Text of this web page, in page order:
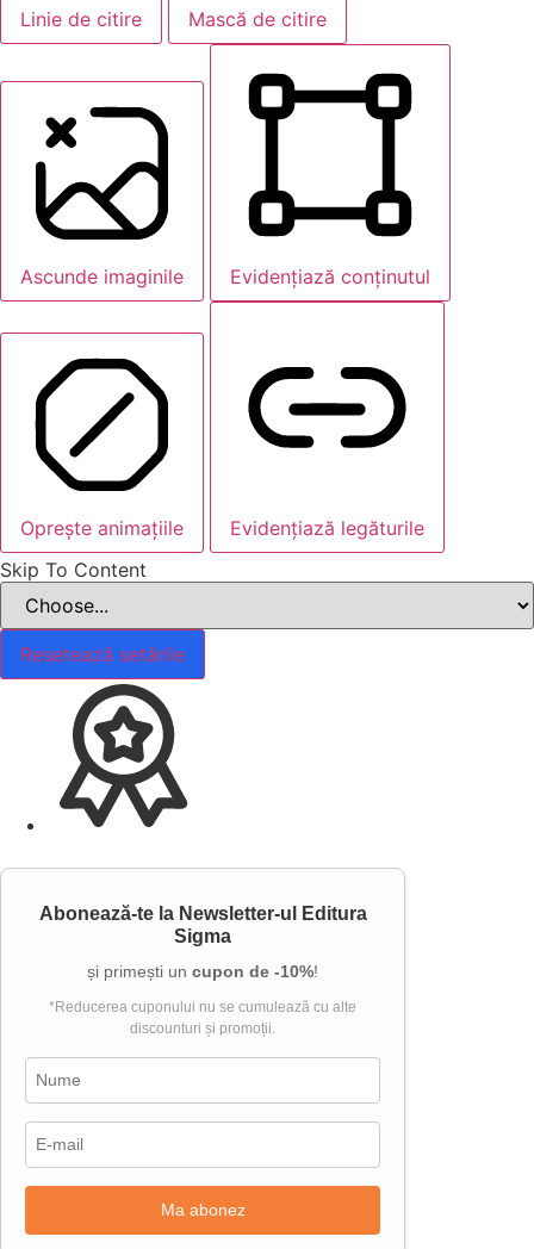
Linie de citire Mască de citire
Ascunde imaginile Evidențiază conținutul
Oprește animațiile
Evidențiază legăturile
Skip To Content
Resetează setările
Abonează-te la Newsletter-ul Editura
Sigma
și primești un cupon de -10%!
*Reducerea cuponului nu se cumulează cu alte
discounturi și promoții.
Ma abonez